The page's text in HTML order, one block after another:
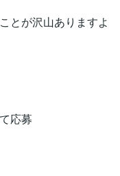
とが沢山ありますよ
応募